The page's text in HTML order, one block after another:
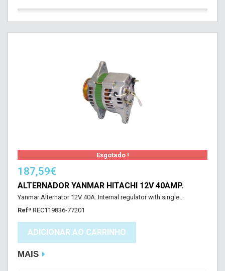
Esgotado !
187,59€
ALTERNADOR YANMAR HITACHI 12V 40AMP.
Yanmar Alternator 12V 40A. Internal regulator with single...
Refª REC119836-77201
ADICIONAR AO CARRINHO
MAIS